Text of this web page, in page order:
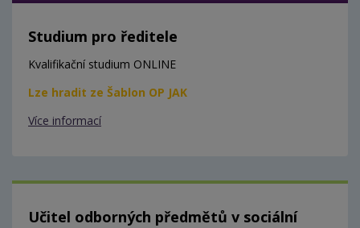
Studium pro ředitele
Kvalifikační studium ONLINE
Lze hradit ze Šablon OP JAK
Více informací
Učitel odborných předmětů v sociální